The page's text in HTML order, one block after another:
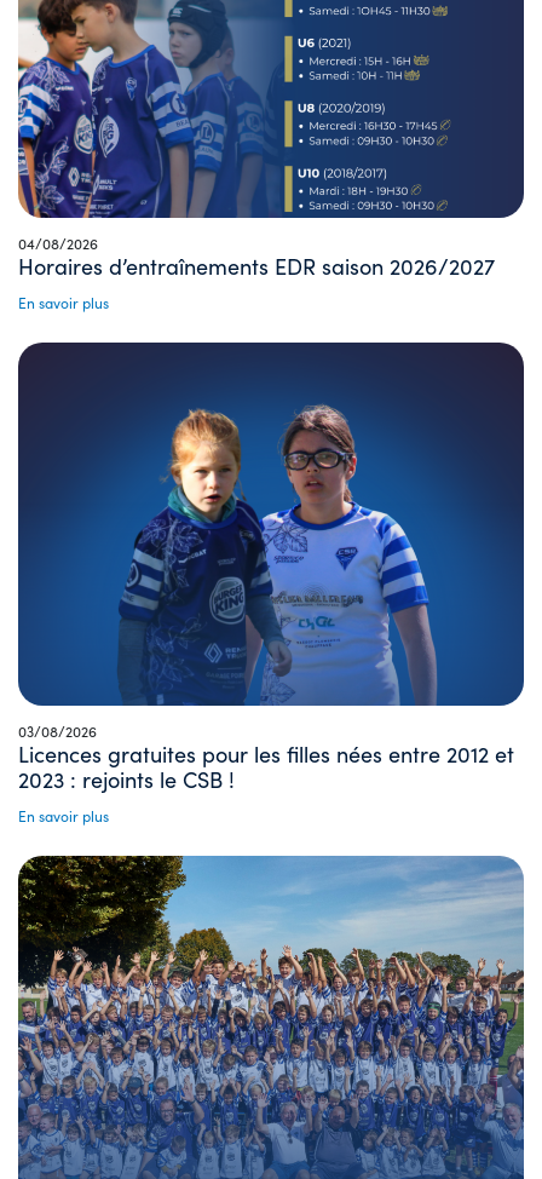
04/08/2026
Horaires d’entraînements EDR saison 2026/2027
En savoir plus
03/08/2026
Licences gratuites pour les filles nées entre 2012 et
2023 : rejoints le CSB !
En savoir plus